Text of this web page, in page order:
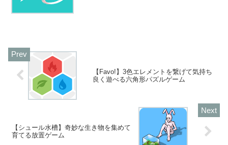
【Favo!】3色エレメントを繋げて気持ち
良く遊べる六角形パズルゲーム
【シュール水槽】奇妙な生き物を集めて
育てる放置ゲーム